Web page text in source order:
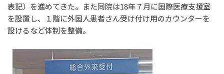
表記）を進めてきた。また同院は18年７月に国際医療支援室
を設置し、１階に外国人患者さん受け付け用のカウンターを
設けるなど体制を整備。